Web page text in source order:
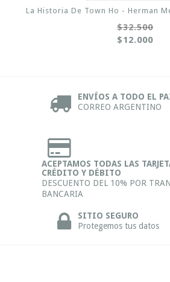
La Historia De Town Ho - Herman
$32.500
$12.000
ENVÍOS A TODO EL
CORREO ARGENTINO
ACEPTAMOS TODAS LAS
CRÉDITO Y DÉBITO
DESCUENTO DEL 10% POR
BANCARIA
SITIO SEGURO
Protegemos tus datos